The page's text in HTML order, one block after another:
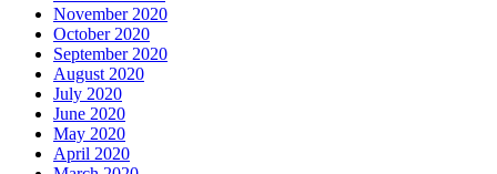
November 2020
October 2020
September 2020
August 2020
July 2020
June 2020
May 2020
April 2020